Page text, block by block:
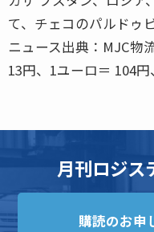
て、チェコのパルドゥ
ニュース出典：MJC
13円、1ユーロ＝ 104
月刊ロジス
購読のお申